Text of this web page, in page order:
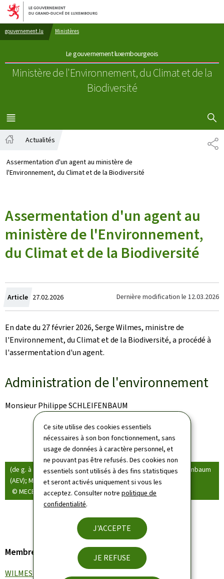
Ce site utilise des cookies essentiels
nécessaires à son bon fonctionnement, sans
usage de données à caractère personnel, et
ne pouvant pas être refusés. Des cookies non
essentiels sont utilisés à des fins statistiques
et seront activés uniquement si vous les
acceptez. Consulter notrepolitique de
confidentialité.
J'ACCEPTE
JE REFUSE
Aller au menu principal
Aller au contenu
gouvernement.lu Ministères
Le gouvernement luxembourgeois
Ministère de l'Environnement, du Climatet de la
Biodiversité
MENU
PRINCIPAL
Actualités
Assermentation d'un agent au ministère de
l'Environnement, du Climat et de la Biodiversité
Assermentation d'un agent au
ministère de l'Environnement,
du Climat et de la Biodiversité
Article Crée
le
27.02.2026 Dernière modification le 12.03.2026
En date du 27 février 2026, Serge Wilmes, ministre de
l'Environnement, du Climat et de la Biodiversité, a procédé à
l'assermentation d'un agent.
Administration de l'environnement
Monsieur Philippe SCHLEIFENBAUM
(de g. à dr.) Ministre Serge WILMES; Monsieur Philippe Schleifenbaum
(AEV); Monsieur Daniel Faber (AEV)
© MECB
Membre du gouvernement
WILMES Serge